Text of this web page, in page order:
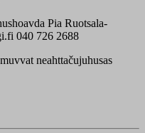
Pia Ruotsala-
040 726 2688
neahttačujuhusas